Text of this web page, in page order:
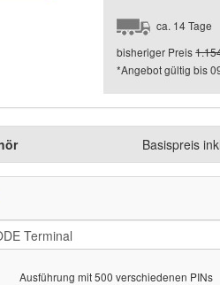
ca. 14 Tage
bisheriger Preis
*Angebot gültig bis
Basispreis
Ausführung mit 500 verschiedenen PINs